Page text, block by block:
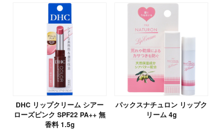
DHC リップクリーム シアー
ローズピンク SPF22 PA++ 無
香料 1.5g
パックスナチュロン リップク
リーム 4g